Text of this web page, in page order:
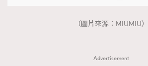
（圖片來源：MIUMIU）
Advertisement